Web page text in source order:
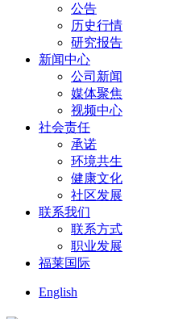
公告
历史行情
研究报告
新闻中心
公司新闻
媒体聚焦
视频中心
社会责任
承诺
环境共生
健康文化
社区发展
联系我们
联系方式
职业发展
福莱国际
English